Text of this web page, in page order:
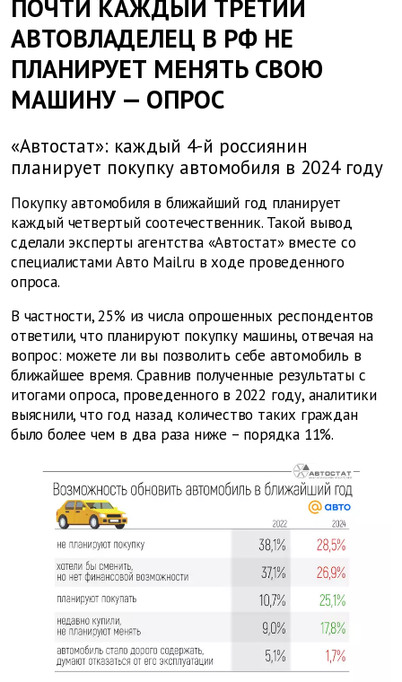
ПОЧТИ КАЖДЫЙ ТРЕТИЙ
АВТОВЛАДЕЛЕЦ В РФ НЕ
ПЛАНИРУЕТ МЕНЯТЬ СВОЮ
МАШИНУ — ОПРОС
«Автостат»: каждый 4-й россиянин
планирует покупку автомобиля в 2024 году
Покупку автомобиля в ближайший год планирует
каждый четвертый соотечественник. Такой вывод
сделали эксперты агентства «Автостат» вместе со
специалистами Авто Mail.ru в ходе проведенного
опроса.
В частности, 25% из числа опрошенных респондентов
ответили, что планируют покупку машины, отвечая на
вопрос: можете ли вы позволить себе автомобиль в
ближайшее время. Сравнив полученные результаты с
итогами опроса, проведенного в 2022 году, аналитики
выяснили, что год назад количество таких граждан
было более чем в два раза ниже – порядка 11%.